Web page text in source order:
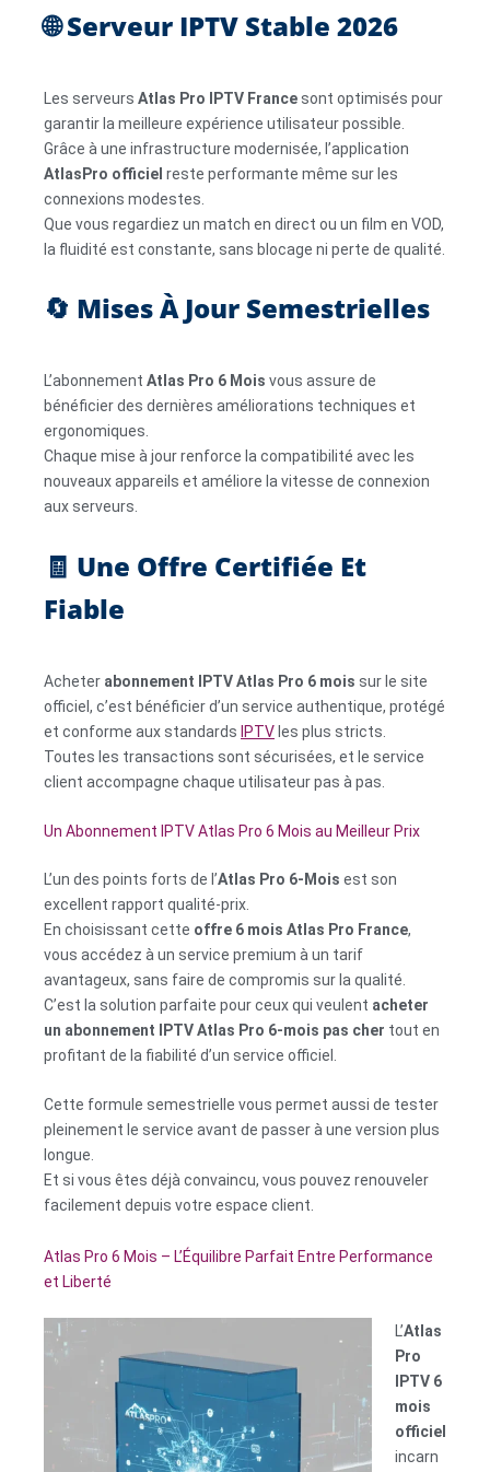
🌐 Serveur IPTV Stable 2026
Les serveurs Atlas Pro IPTV Francesont optimisés pour
garantir la meilleure expérience utilisateur possible.
Grâce à une infrastructure modernisée, l’application
AtlasPro officiel reste performante même sur les
connexions modestes.
Que vous regardiez un match en direct ou un film en VOD,
la fluidité est constante, sans blocage ni perte de qualité.
🔄 Mises À Jour Semestrielles
L’abonnement Atlas Pro 6 Mois vous assure de
bénéficier des dernières améliorations techniques et
ergonomiques.
Chaque mise à jour renforce la compatibilité avec les
nouveaux appareils et améliore la vitesse de connexion
aux serveurs.
🧾 Une Offre Certifiée Et
Fiable
Acheter abonnement IPTV Atlas Pro 6 mois sur le site
officiel, c’est bénéficier d’un service authentique, protégé
et conforme aux standards IPTV les plus stricts.
Toutes les transactions sont sécurisées, et le service
client accompagne chaque utilisateur pas à pas.
Un Abonnement IPTV Atlas Pro 6 Mois au Meilleur Prix
L’un des points forts de l’Atlas Pro 6-Mois est son
excellent rapport qualité-prix.
En choisissant cette offre 6 mois Atlas Pro France,
vous accédez à un service premium à un tarif
avantageux, sans faire de compromis sur la qualité.
C’est la solution parfaite pour ceux qui veulent acheter
un abonnement IPTV Atlas Pro 6-mois pas cher tout en
profitant de la fiabilité d’un service officiel.
Cette formule semestrielle vous permet aussi de tester
pleinement le service avant de passer à une version plus
longue.
Et si vous êtes déjà convaincu, vous pouvez renouveler
facilement depuis votre espace client.
Atlas Pro 6 Mois – L’Équilibre Parfait Entre Performance
et Liberté
L’Atlas
Pro
IPTV 6
mois
officiel
incarn